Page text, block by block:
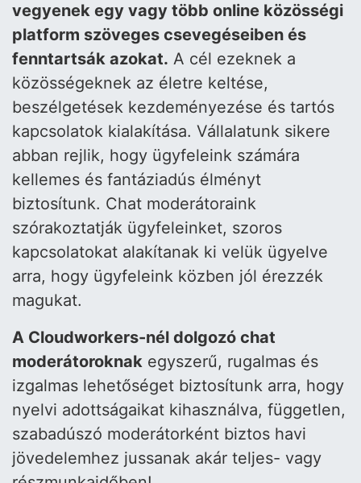
vegyenek egy vagy több online közösségi
platform szöveges csevegéseiben és
fenntartsák azokat. A cél ezeknek a
közösségeknek az életre keltése,
beszélgetések kezdeményezése és tartós
kapcsolatok kialakítása. Vállalatunk sikere
abban rejlik, hogy ügyfeleink számára
kellemes és fantáziadús élményt
biztosítunk. Chat moderátoraink
szórakoztatják ügyfeleinket, szoros
kapcsolatokat alakítanak ki velük ügyelve
arra, hogy ügyfeleink közben jól érezzék
magukat.
A Cloudworkers-nél dolgozó chat
moderátoroknak egyszerű, rugalmas és
izgalmas lehetőséget biztosítunk arra, hogy
nyelvi adottságaikat kihasználva, független,
szabadúszó moderátorként biztos havi
jövedelemhez jussanak akár teljes- vagy